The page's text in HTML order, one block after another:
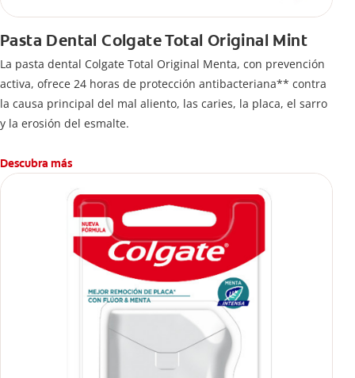
Pasta Dental Colgate Total Original Mint
La pasta dental Colgate Total Original Menta, con prevención
activa, ofrece 24 horas de protección antibacteriana** contra
la causa principal del mal aliento, las caries, la placa, el sarro
y la erosión del esmalte.
Descubra más